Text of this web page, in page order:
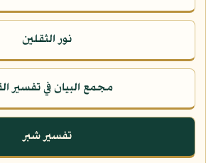
نور الثقلين
مجمع البيان في تفسير
تفسير شبر